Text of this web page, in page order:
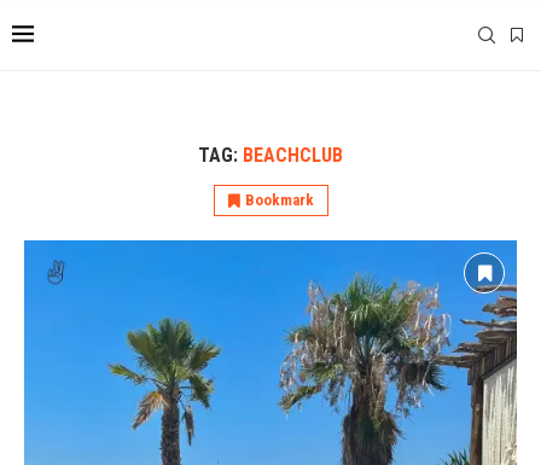
TAG: BEACHCLUB
Bookmark